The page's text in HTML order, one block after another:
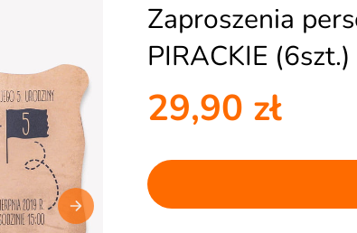
Zaproszenia
PIRACKIE (6szt.)
29,90 zł